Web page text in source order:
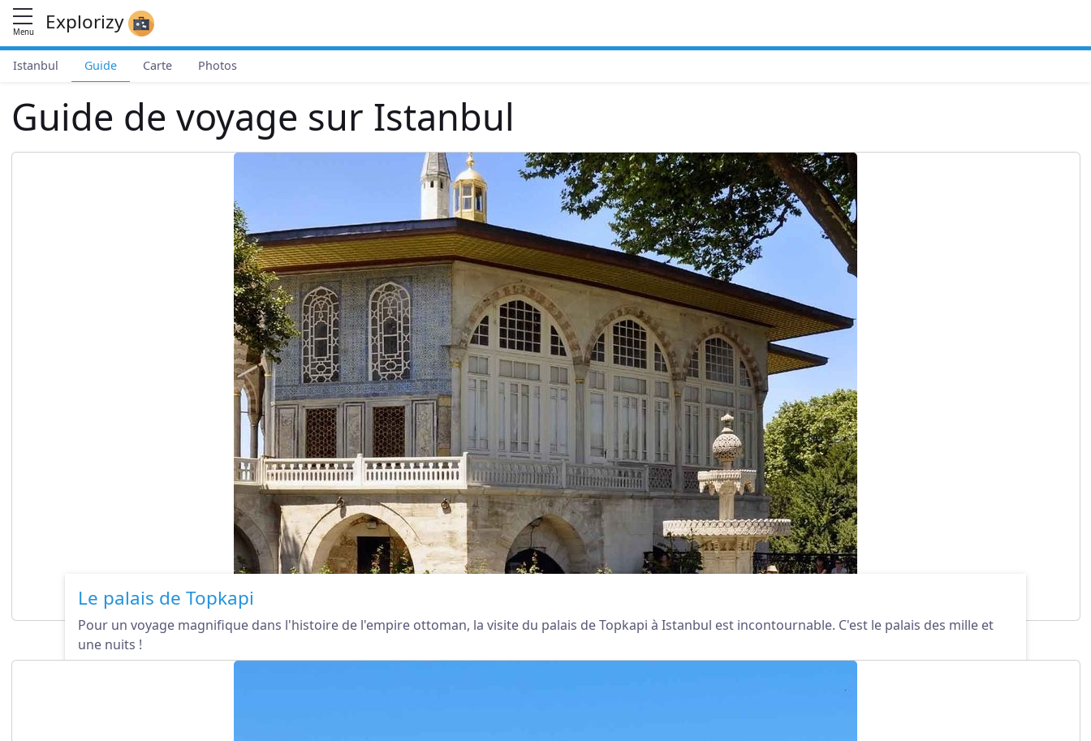
Menu Explorizy
Istanbul Guide Carte Photos
Guide de voyage sur Istanbul
Le palais de Topkapi
Pour un voyage magnifique dans l'histoire de l'empire ottoman, la visite du palais de Topkapi à Istanbul est incontournable. C'est le palais des mille et
une nuits !